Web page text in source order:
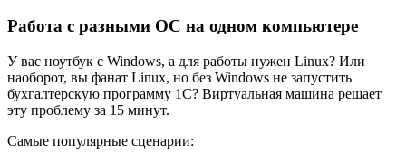
Работа с разными ОС на одном компьютере
У вас ноутбук с Windows, а для работы нужен Linux? Или
наоборот, вы фанат Linux, но без Windows не запустить
бухгалтерскую программу 1С? Виртуальная машина решает
эту проблему за 15 минут.
Самые популярные сценарии: